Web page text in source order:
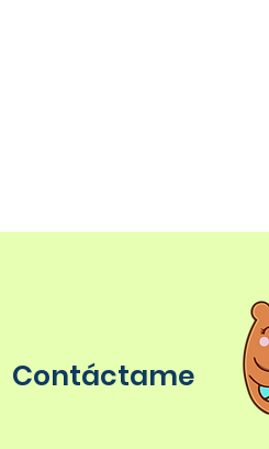
Contáctame